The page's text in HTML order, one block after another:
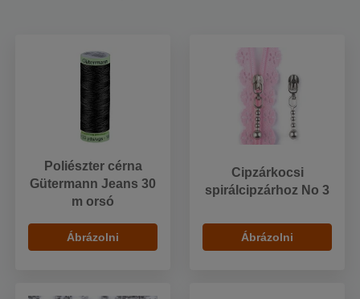
Poliészter cérna
Gütermann Jeans 30
m orsó
Ábrázolni
Cipzárkocsi
spirálcipzárhoz No 3
Ábrázolni